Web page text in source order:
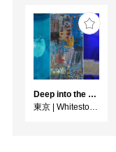
Deep into the Blue―蒼の深層へ：木梨アイネ、名坂千吉郎、猪熊克芳
東京
Whitestone Gallery